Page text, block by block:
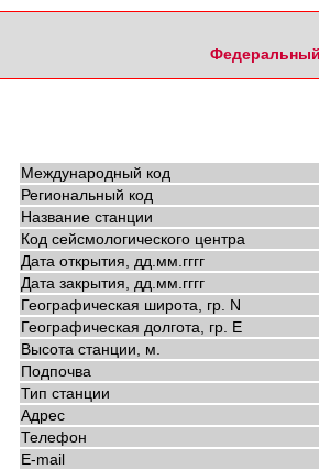
Федеральный
Международный код
Региональный код
Название станции
Код сейсмологического центра
Дата открытия, дд.мм.гггг
Дата закрытия, дд.мм.гггг
Географическая широта, гр. N
Географическая долгота, гр. E
Высота станции, м.
Подпочва
Тип станции
Адрес
Телефон
E-mail